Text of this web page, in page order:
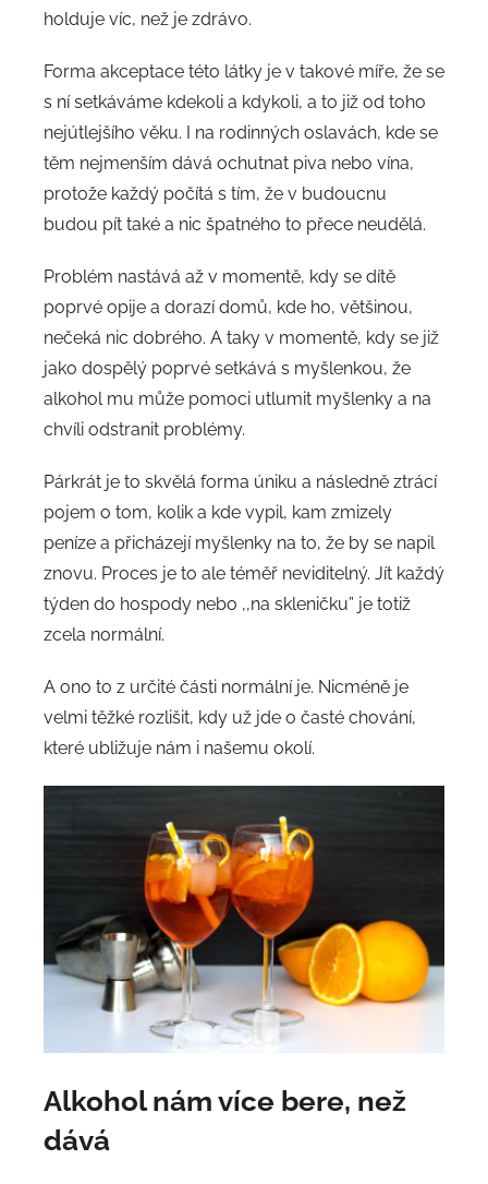
holduje víc, než je zdrávo.
Forma akceptace této látky je v takové míře, že se
s ní setkáváme kdekoli a kdykoli, a to již od toho
nejútlejšího věku. I na rodinných oslavách, kde se
těm nejmenším dává ochutnat piva nebo vína,
protože každý počítá s tím, že v budoucnu
budou pít také a nic špatného to přece neudělá.
Problém nastává až v momentě, kdy se dítě
poprvé opije a dorazí domů, kde ho, většinou,
nečeká nic dobrého. A taky v momentě, kdy se již
jako dospělý poprvé setkává s myšlenkou, že
alkohol mu může pomoci utlumit myšlenky a na
chvíli odstranit problémy.
Párkrát je to skvělá forma úniku a následně ztrácí
pojem o tom, kolik a kde vypil, kam zmizely
peníze a přicházejí myšlenky na to, že by se napil
znovu. Proces je to ale téměř neviditelný. Jít každý
týden do hospody nebo ,,na skleničku” je totiž
zcela normální.
A ono to z určité části normální je. Nicméně je
velmi těžké rozlišit, kdy už jde o časté chování,
které ubližuje nám i našemu okolí.
Alkohol nám více bere, než
dává